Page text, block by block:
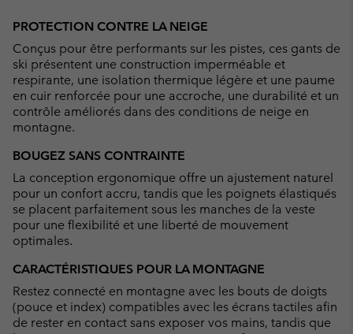
PROTECTION CONTRE LA NEIGE
Conçus pour être performants sur les pistes, ces gants de
ski présentent une construction imperméable et
respirante, une isolation thermique légère et une paume
en cuir renforcée pour une accroche, une durabilité et un
contrôle améliorés dans des conditions de neige en
montagne.
BOUGEZ SANS CONTRAINTE
La conception ergonomique offre un ajustement naturel
pour un confort accru, tandis que les poignets élastiqués
se placent parfaitement sous les manches de la veste
pour une flexibilité et une liberté de mouvement
optimales.
CARACTÉRISTIQUES POUR LA MONTAGNE
Restez connecté en montagne avec les bouts de doigts
(pouce et index) compatibles avec les écrans tactiles afin
de rester en contact sans exposer vos mains, tandis que